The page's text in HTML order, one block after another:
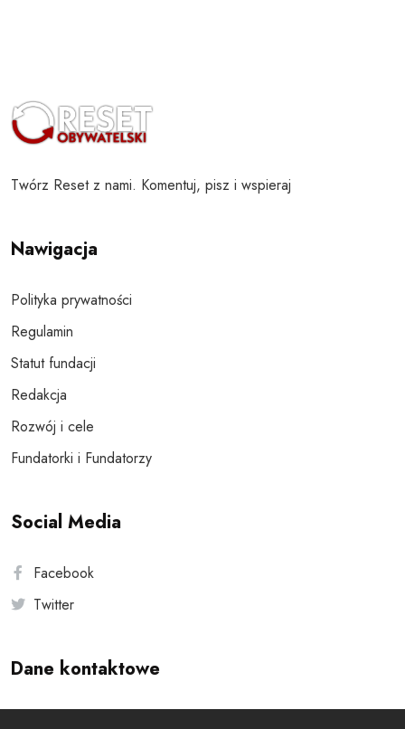
Twórz Reset z nami. Komentuj, pisz i wspieraj
Nawigacja
Polityka prywatności
Regulamin
Statut fundacji
Redakcja
Rozwój i cele
Fundatorki i Fundatorzy
Social Media
Facebook
Twitter
Dane kontaktowe